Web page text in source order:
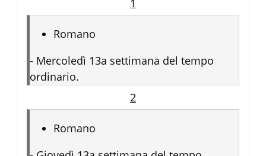
1
Romano
- Mercoledì 13a settimana del tempo
ordinario.
2
Romano